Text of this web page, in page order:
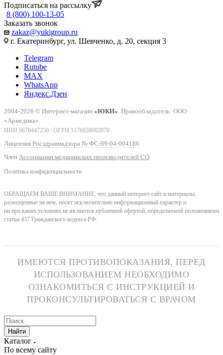
Подписаться на рассылку
8 (800) 100-13-05
Заказать звонок
zakaz@yukigroup.ru
г. Екатеринбург, ул. Шевченко, д. 20, секция 3
Telegram
Rutube
MAX
WhatsApp
Яндекс.Дзен
2004-2026 © Интернет-магазин «ЮКИ» . Правообладатель: ООО
«Армедика».
ИНН 6670447250 / ОГРН 1176658002070
Лицензия Росздравнадзора № ФС-99-04-004186
Член Ассоциации медицинских производителей СО
Политика конфиденциальности
ОБРАЩАЕМ ВАШЕ ВНИМАНИЕ, что данный интернет-сайт и материалы,
размещенные на нем, носят исключительно информационный характер и
ни при каких условиях не являются публичной офертой, определяемой положениями
статьи 437 Гражданского кодекса РФ.
ИМЕЮТСЯ ПРОТИВОПОКАЗАНИЯ, ПЕРЕД
ИСПОЛЬЗОВАНИЕМ НЕОБХОДИМО
ОЗНАКОМИТЬСЯ С ИНСТРУКЦИЕЙ И
ПРОКОНСУЛЬТИРОВАТЬСЯ С ВРАЧОМ
Найти
Каталог
По всему сайту